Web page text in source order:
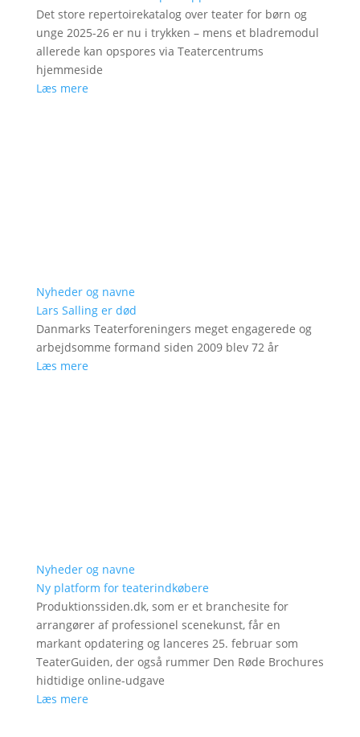
Det store repertoirekatalog over teater for børn og
unge 2025-26 er nu i trykken – mens et bladremodul
allerede kan opspores via Teatercentrums
hjemmeside
Læs mere
Nyheder og navne
Lars Salling er død
Danmarks Teaterforeningers meget engagerede og
arbejdsomme formand siden 2009 blev 72 år
Læs mere
Nyheder og navne
Ny platform for teaterindkøbere
Produktionssiden.dk, som er et branchesite for
arrangører af professionel scenekunst, får en
markant opdatering og lanceres 25. februar som
TeaterGuiden, der også rummer Den Røde Brochures
hidtidige online-udgave
Læs mere